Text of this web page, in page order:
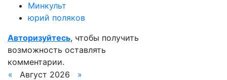
Минкульт
юрий поляков
Авторизуйтесь, чтобы получить
возможность оставлять
комментарии.
«
Август 2026
»